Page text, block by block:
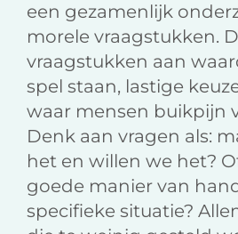
een gezamenlijk
morele vraagstukken.
vraagstukken aan
spel staan, lastige
waar mensen buikpijn
Denk aan vragen als:
het en willen we het?
goede manier van
specifieke situatie?